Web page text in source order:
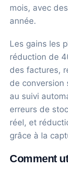
mois, avec
année.
Les gains les
réduction de
des factures,
de conversion
au suivi
erreurs de
réel, et
grâce à la
Comment